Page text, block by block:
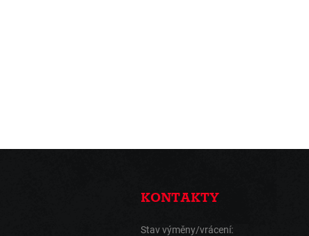
KONTAKTY
Stav výměny/vrácení: